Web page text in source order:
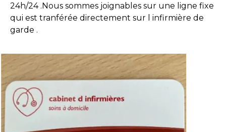
24h/24 .Nous sommes joignables sur une ligne fixe
qui est tranférée directement sur l infirmière de
garde .